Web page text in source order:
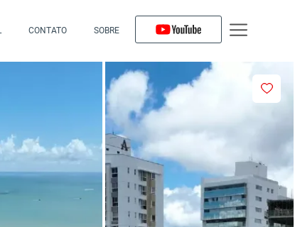
CONTATO SOBRE